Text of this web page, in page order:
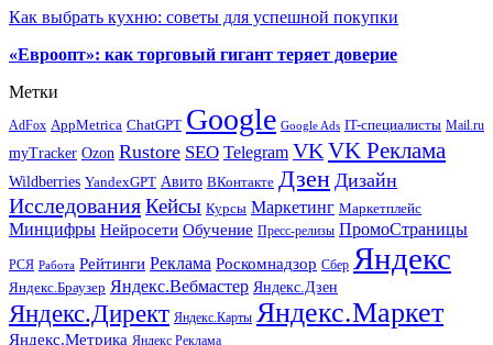
Как выбрать кухню: советы для успешной покупки
«Евроопт»: как торговый гигант теряет доверие
Метки
AdFox AppMetrica ChatGPT Google Google Ads IT-специалисты Mail.ru
myTracker Ozon Rustore SEO Telegram VKVK Реклама
Wildberries YandexGPT Авито ВКонтакте Дзен Дизайн
ИсследованияКейсы Курсы Маркетинг Маркетплейс
Минцифры Нейросети Обучение Пресс-релизы ПромоСтраницы
РСЯ Работа Рейтинги Реклама Роскомнадзор Сбер Яндекс
Яндекс.Браузер Яндекс.Вебмастер Яндекс.Дзен
Яндекс.Директ Яндекс.Карты Яндекс.Маркет
Яндекс.Метрика Яндекс Реклама